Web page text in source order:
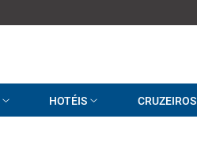
HOTÉIS CRUZEIROS